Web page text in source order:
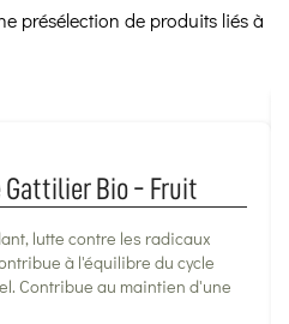
présélection de produits liés à
Gattilier Bio - Fruit
lutte contre les radicaux
à l'équilibre du cycle
Contribue au maintien d'une